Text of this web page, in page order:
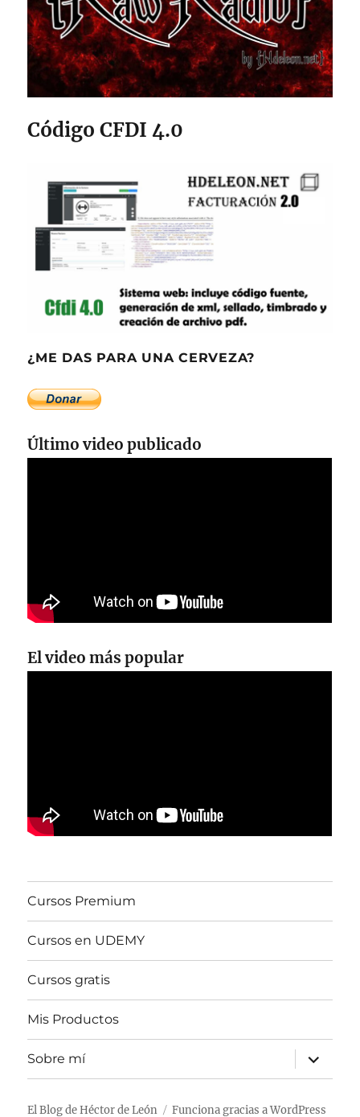
Código CFDI 4.0
¿ME DAS PARA UNA CERVEZA?
Último video publicado
El video más popular
Cursos Premium
Cursos en UDEMY
Cursos gratis
Mis Productos
Sobre mí
expande
el
menú
El Blog de Héctor de León Funciona gracias a WordPress